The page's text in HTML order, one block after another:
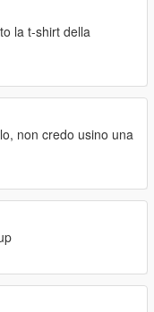
la t-shirt della
non credo usino una